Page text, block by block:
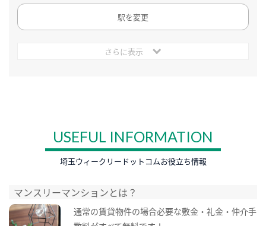
駅を変更
さらに表示
USEFUL INFORMATION
埼玉ウィークリードットコムお役立ち情報
マンスリーマンションとは？
通常の賃貸物件の場合必要な敷金・礼金・仲介手